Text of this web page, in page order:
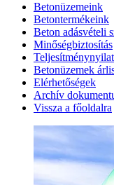
Betonüzemeink
Betontermékeink
Beton adásvételi
Minőségbiztosítás
Betonüzemek
Elérhetőségek
Archív
Vissza a főoldalra